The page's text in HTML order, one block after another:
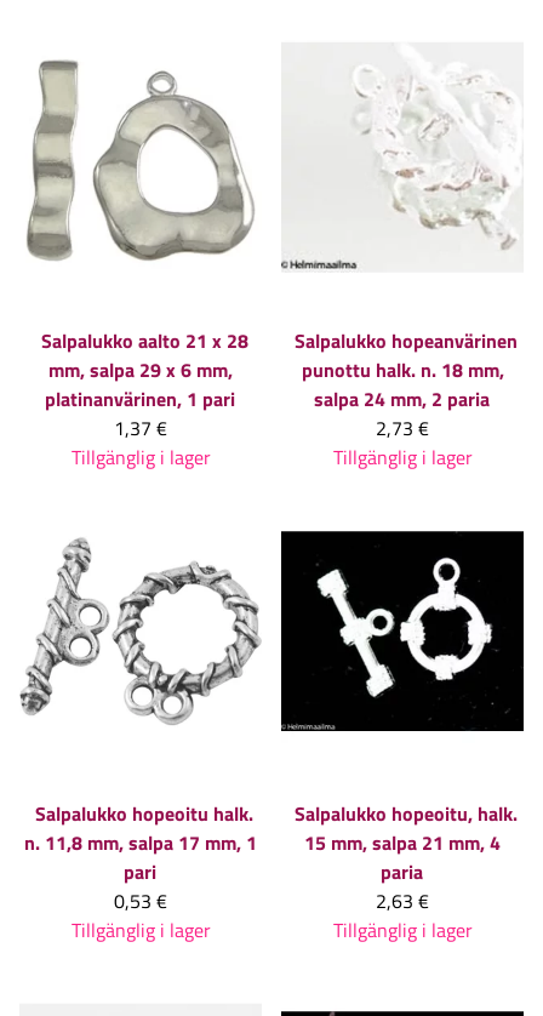
Salpalukko aalto 21 x 28
mm, salpa 29 x 6 mm,
platinanvärinen, 1 pari
1,37 €
Tillgänglig i lager
Salpalukko hopeanvärinen
punottu halk. n. 18 mm,
salpa 24 mm, 2 paria
2,73 €
Tillgänglig i lager
Salpalukko hopeoitu halk.
n. 11,8 mm, salpa 17 mm, 1
pari
0,53 €
Tillgänglig i lager
Salpalukko hopeoitu, halk.
15 mm, salpa 21 mm, 4
paria
2,63 €
Tillgänglig i lager